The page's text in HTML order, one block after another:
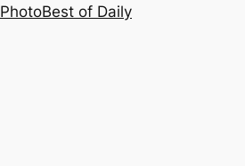
PhotoBest of Daily